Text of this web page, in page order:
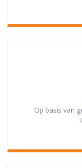
Op basis van